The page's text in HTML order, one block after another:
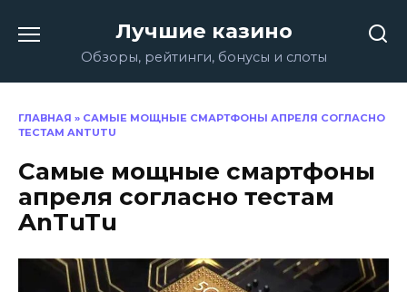
содержанию
Лучшие казино
Обзоры, рейтинги, бонусы и слоты
ГЛАВНАЯ » САМЫЕ МОЩНЫЕ СМАРТФОНЫ АПРЕЛЯ СОГЛАСНО
ТЕСТАМ ANTUTU
Самые мощные смартфоны
апреля согласно тестам
AnTuTu